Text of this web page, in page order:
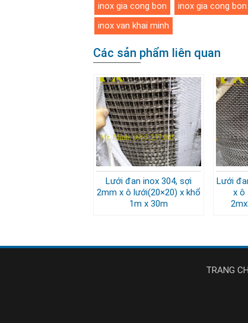
inox gia cong bon
inox gia cong
inox van khai minh
Các sản phẩm liên quan
Lưới đan inox 304, sợi
2mm x ô lưới(20×20) x khổ
1m x 30m
Lưới
x ô
TRANG